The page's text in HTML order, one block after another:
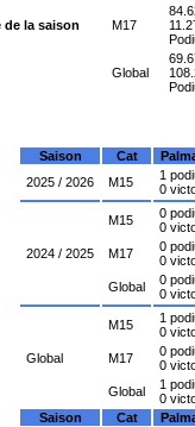
de la saison M17
Global
Saison Cat
2025 / 2026
M15
1
0
2024 / 2025
M15
0
0
M17
0
0
Global
0
0
Global
M15
1
0
M17
0
0
Global
1
0
Saison
Cat